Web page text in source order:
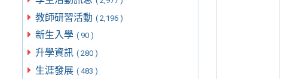
教師研習活動 ( 2,196 )
新生入學 ( 90 )
升學資訊 ( 280 )
生涯發展 ( 483 )